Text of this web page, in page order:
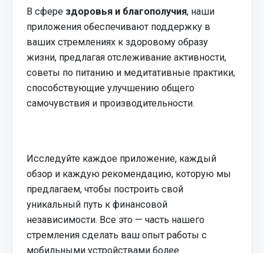
В сфере здоровья и благополучия, наши
приложения обеспечивают поддержку в
ваших стремлениях к здоровому образу
жизни, предлагая отслеживание активности,
советы по питанию и медитативные практики,
способствующие улучшению общего
самочувствия и производительности.
Исследуйте каждое приложение, каждый
обзор и каждую рекомендацию, которую мы
предлагаем, чтобы построить свой
уникальный путь к финансовой
независимости. Все это — часть нашего
стремления сделать ваш опыт работы с
мобильными устройствами более